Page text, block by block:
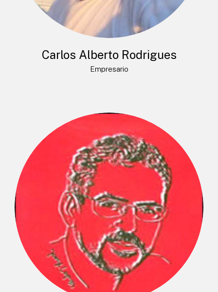
Carlos Alberto Rodrigues
Empresario